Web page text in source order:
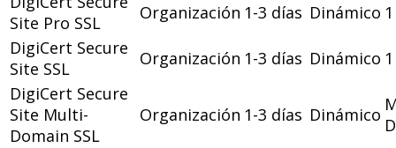
Site Pro SSL
Organización 1-3 días Dinámico
DigiCert Secure
Site SSL
Organización 1-3 días Dinámico
DigiCert Secure
Site Multi-
Domain SSL
Organización 1-3 días Dinámico